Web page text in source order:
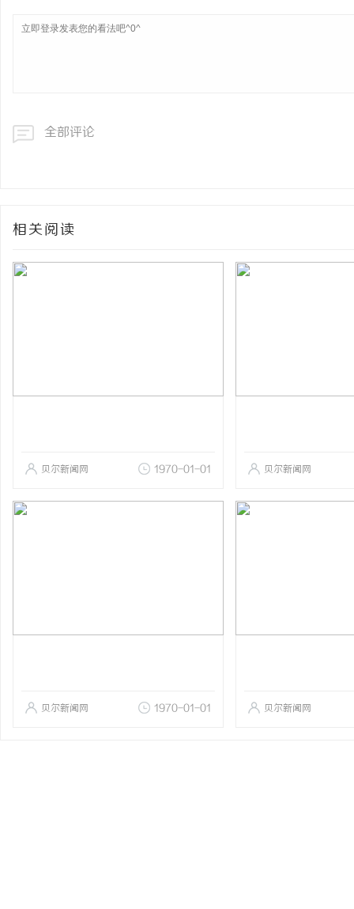
全部评论
相关阅读
贝尔新闻网 1970-01-01 贝尔新闻网
贝尔新闻网 1970-01-01 贝尔新闻网